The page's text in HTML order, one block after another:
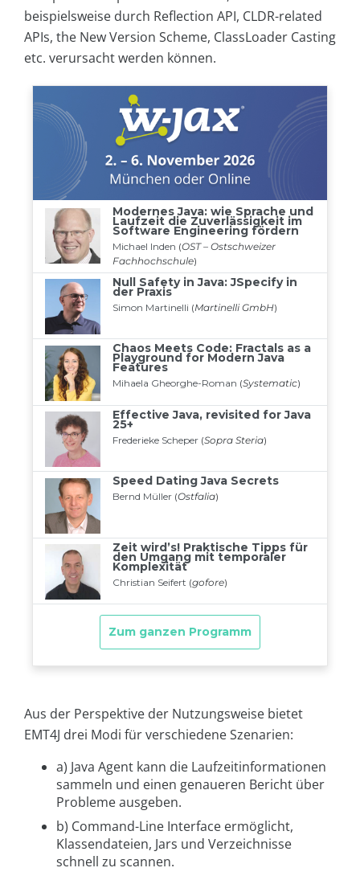
beispielsweise durch Reflection API, CLDR-related
APIs, the New Version Scheme, ClassLoader Casting
etc. verursacht werden können.
Aus der Perspektive der Nutzungsweise bietet
EMT4J drei Modi für verschiedene Szenarien:
a) Java Agent kann die Laufzeitinformationen
sammeln und einen genaueren Bericht über
Probleme ausgeben.
b) Command-Line Interface ermöglicht,
Klassendateien, Jars und Verzeichnisse
schnell zu scannen.